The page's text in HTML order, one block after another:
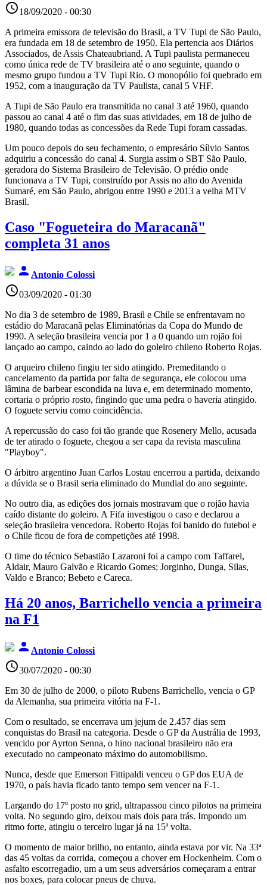
access_time18/09/2020 - 00:30
A primeira emissora de televisão do Brasil, a TV Tupi de São Paulo,
era fundada em 18 de setembro de 1950. Ela pertencia aos Diários
Associados, de Assis Chateaubriand. A Tupi paulista permaneceu
como única rede de TV brasileira até o ano seguinte, quando o
mesmo grupo fundou a TV Tupi Rio. O monopólio foi quebrado em
1952, com a inauguração da TV Paulista, canal 5 VHF.
A Tupi de São Paulo era transmitida no canal 3 até 1960, quando
passou ao canal 4 até o fim das suas atividades, em 18 de julho de
1980, quando todas as concessões da Rede Tupi foram cassadas.
Um pouco depois do seu fechamento, o empresário Sílvio Santos
adquiriu a concessão do canal 4. Surgia assim o SBT São Paulo,
geradora do Sistema Brasileiro de Televisão. O prédio onde
funcionava a TV Tupi, construído por Assis no alto do Avenida
Sumaré, em São Paulo, abrigou entre 1990 e 2013 a velha MTV
Brasil.
Caso "Fogueteira do Maracanã"
completa 31 anos
person Antonio Colossi
access_time03/09/2020 - 01:30
No dia 3 de setembro de 1989, Brasil e Chile se enfrentavam no
estádio do Maracanã pelas Eliminatórias da Copa do Mundo de
1990. A seleção brasileira vencia por 1 a 0 quando um rojão foi
lançado ao campo, caindo ao lado do goleiro chileno Roberto Rojas.
O arqueiro chileno fingiu ter sido atingido. Premeditando o
cancelamento da partida por falta de segurança, ele colocou uma
lâmina de barbear escondida na luva e, em determinado momento,
cortaria o próprio rosto, fingindo que uma pedra o haveria atingido.
O foguete serviu como coincidência.
A repercussão do caso foi tão grande que Rosenery Mello, acusada
de ter atirado o foguete, chegou a ser capa da revista masculina
"Playboy".
O árbitro argentino Juan Carlos Lostau encerrou a partida, deixando
a dúvida se o Brasil seria eliminado do Mundial do ano seguinte.
No outro dia, as edições dos jornais mostravam que o rojão havia
caído distante do goleiro. A Fifa investigou o caso e declarou a
seleção brasileira vencedora. Roberto Rojas foi banido do futebol e
o Chile ficou de fora de competições até 1998.
O time do técnico Sebastião Lazaroni foi a campo com Taffarel,
Aldair, Mauro Galvão e Ricardo Gomes; Jorginho, Dunga, Silas,
Valdo e Branco; Bebeto e Careca.
Há 20 anos, Barrichello vencia a primeira
na F1
person Antonio Colossi
access_time30/07/2020 - 00:30
Em 30 de julho de 2000, o piloto Rubens Barrichello, vencia o GP
da Alemanha, sua primeira vitória na F-1.
Com o resultado, se encerrava um jejum de 2.457 dias sem
conquistas do Brasil na categoria. Desde o GP da Austrália de 1993,
vencido por Ayrton Senna, o hino nacional brasileiro não era
executado no campeonato máximo do automobilismo.
Nunca, desde que Emerson Fittipaldi venceu o GP dos EUA de
1970, o país havia ficado tanto tempo sem vencer na F-1.
Largando do 17º posto no grid, ultrapassou cinco pilotos na primeira
volta. No segundo giro, deixou mais dois para trás. Impondo um
ritmo forte, atingiu o terceiro lugar já na 15ª volta.
O momento de maior brilho, no entanto, ainda estava por vir. Na 33ª
das 45 voltas da corrida, começou a chover em Hockenheim. Com o
asfalto escorregadio, um a um seus adversários começaram a entrar
nos boxes, para colocar pneus de chuva.